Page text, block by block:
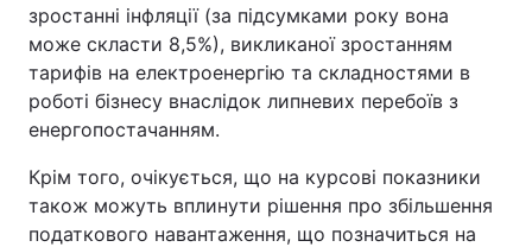
зростанні інфляції (за підсумками року вона
може скласти 8,5%), викликаної зростанням
тарифів на електроенергію та складностями в
роботі бізнесу внаслідок липневих перебоїв з
енергопостачанням.
Крім того, очікується, що на курсові показники
також можуть вплинути рішення про збільшення
податкового навантаження, що позначиться на